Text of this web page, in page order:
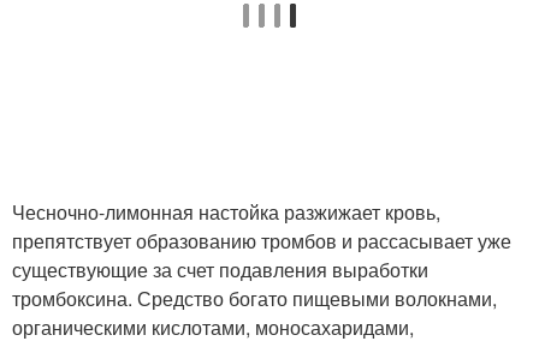
Чесночно-лимонная настойка разжижает кровь,
препятствует образованию тромбов и рассасывает уже
существующие за счет подавления выработки
тромбоксина. Средство богато пищевыми волокнами,
органическими кислотами, моносахаридами,